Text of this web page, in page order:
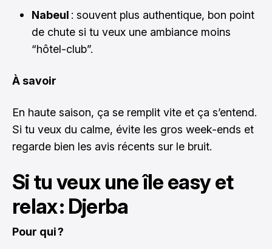
Nabeul : souvent plus authentique, bon point
de chute si tu veux une ambiance moins
“hôtel-club”.
À savoir
En haute saison, ça se remplit vite et ça s’entend.
Si tu veux du calme, évite les gros week-ends et
regarde bien les avis récents sur le bruit.
Si tu veux une île easy et
relax : Djerba
Pour qui ?